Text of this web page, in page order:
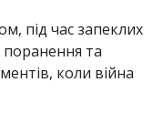
під час запеклих
та
коли війна